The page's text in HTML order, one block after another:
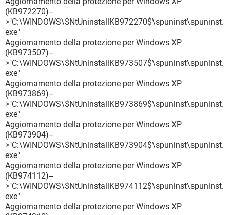
(KB972270)--
>"C:\WINDOWS\$NtUninstallKB972270$\spuninst\spuninst.
exe"
Aggiornamento della protezione per Windows XP
(KB973507)--
>"C:\WINDOWS\$NtUninstallKB973507$\spuninst\spuninst.
exe"
Aggiornamento della protezione per Windows XP
(KB973869)--
>"C:\WINDOWS\$NtUninstallKB973869$\spuninst\spuninst.
exe"
Aggiornamento della protezione per Windows XP
(KB973904)--
>"C:\WINDOWS\$NtUninstallKB973904$\spuninst\spuninst.
exe"
Aggiornamento della protezione per Windows XP
(KB974112)--
>"C:\WINDOWS\$NtUninstallKB974112$\spuninst\spuninst.
exe"
Aggiornamento della protezione per Windows XP